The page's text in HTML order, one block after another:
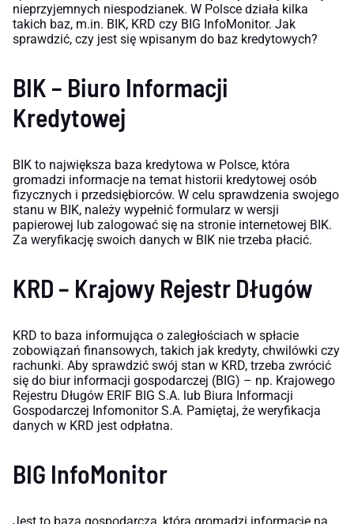
nieprzyjemnych niespodzianek. W Polsce działa kilka
takich baz, m.in. BIK, KRD czy BIG InfoMonitor. Jak
sprawdzić, czy jest się wpisanym do baz kredytowych?
BIK – Biuro Informacji
Kredytowej
BIK to największa baza kredytowa w Polsce, która
gromadzi informacje na temat historii kredytowej osób
fizycznych i przedsiębiorców. W celu sprawdzenia swojego
stanu w BIK, należy wypełnić formularz w wersji
papierowej lub zalogować się na stronie internetowej BIK.
Za weryfikację swoich danych w BIK nie trzeba płacić.
KRD – Krajowy Rejestr Długów
KRD to baza informująca o zaległościach w spłacie
zobowiązań finansowych, takich jak kredyty, chwilówki czy
rachunki. Aby sprawdzić swój stan w KRD, trzeba zwrócić
się do biur informacji gospodarczej (BIG) – np. Krajowego
Rejestru Długów ERIF BIG S.A. lub Biura Informacji
Gospodarczej Infomonitor S.A. Pamiętaj, że weryfikacja
danych w KRD jest odpłatna.
BIG InfoMonitor